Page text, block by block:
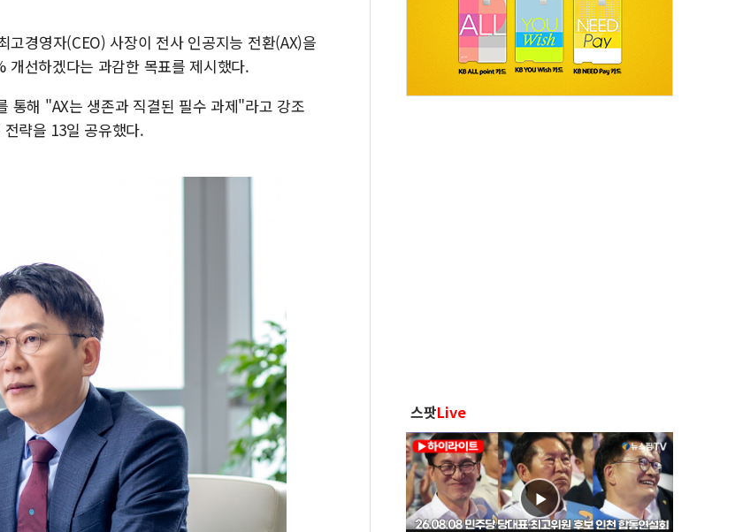
경영자(CEO) 사장이 전사 인공지능 전환(AX)을
선하겠다는 과감한 목표를 제시했다.
통해 "AX는 생존과 직결된 필수 과제"라고 강조
략을 13일 공유했다.
스팟Live